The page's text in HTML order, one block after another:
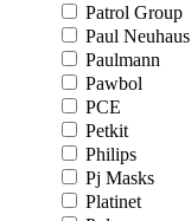
Patrol Group
Paul Neuhaus
Paulmann
Pawbol
PCE
Petkit
Philips
Pj Masks
Platinet